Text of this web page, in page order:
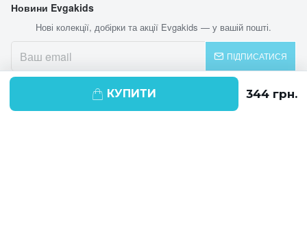
КУПИТИ
Новини Evgakids
Нові колекції, добірки та акції Evgakids — у вашій пошті.
ПІДПИСАТИСЯ